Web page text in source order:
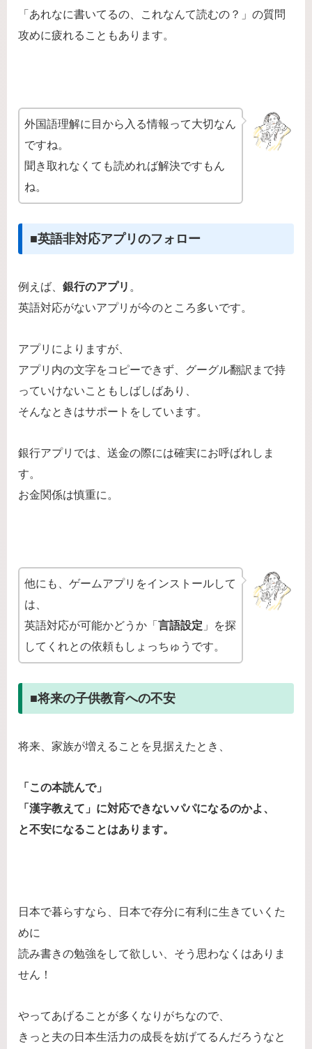
「あれなに書いてるの、これなんて読むの？」の質問
攻めに疲れることもあります。
外国語理解に目から入る情報って大切なん
ですね。
聞き取れなくても読めれば解決ですもん
ね。
■英語非対応アプリのフォロー
例えば、 銀行のアプリ 。
英語対応がないアプリが今のところ多いです。
アプリによりますが、
アプリ内の文字をコピーできず、グーグル翻訳まで持
っていけないこともしばしばあり、
そんなときはサポートをしています。
銀行アプリでは、送金の際には確実にお呼ばれしま
す。
お金関係は慎重に。
他にも、ゲームアプリをインストールして
は、
英語対応が可能かどうか「 言語設定 」を探
してくれとの依頼もしょっちゅうです。
■将来の子供教育への不安
将来、家族が増えることを見据えたとき、
「この本読んで」
「漢字教えて」に対応できないパパになるのかよ、
と不安になることはあります。
日本で暮らすなら、日本で存分に有利に生きていくた
めに
読み書きの勉強をして欲しい、そう思わなくはありま
せん！
やってあげることが多くなりがちなので、
きっと夫の日本生活力の成長を妨げてるんだろうなと